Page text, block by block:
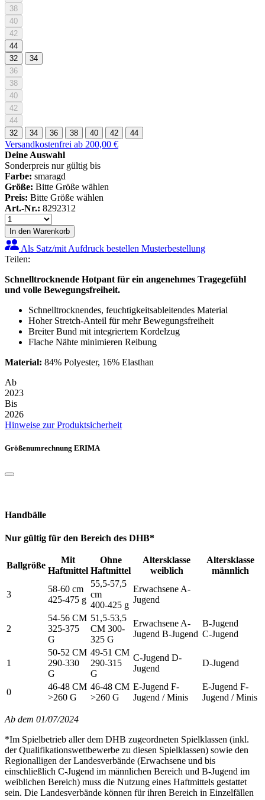
38
40
42
44
32
34
36
38
40
42
44
32
34 36 38 40 42 44
Versandkostenfrei ab 200,00 €
Deine Auswahl
Sonderpreis nur gültig bis
Farbe: smaragd
Größe: Bitte Größe wählen
Preis: Bitte Größe wählen
Art.-Nr.: 8292312
In den Warenkorb
Als Satz/mit Aufdruck bestellen Musterbestellung
Teilen:
Schnelltrocknende Hotpant für ein angenehmes Tragegefühl
und volle Bewegungsfreiheit.
Schnelltrocknendes, feuchtigkeitsableitendes Material
Hoher Stretch-Anteil für mehr Bewegungsfreiheit
Breiter Bund mit integriertem Kordelzug
Flache Nähte minimieren Reibung
Material: 84% Polyester, 16% Elasthan
Ab
2023
Bis
2026
Hinweise zur Produktsicherheit
Größenumrechnung ERIMA
Handbälle
Nur gültig für den Bereich des DHB*
Ballgröße
Mit
Haftmittel
Ohne
Haftmittel
Altersklasse
weiblich
Altersklasse
männlich
3
58-60 cm
425-475 g
55,5-57,5
cm
400-425 g
Erwachsene A-
Jugend
2
54-56 CM
325-375
G
51,5-53,5
CM 300-
325 G
Erwachsene A-
Jugend B-Jugend
B-Jugend
C-Jugend
1
50-52 CM
290-330
G
49-51 CM
290-315
G
C-Jugend D-
Jugend
D-Jugend
0
46-48 CM
>260 G
46-48 CM
>260 G
E-Jugend F-
Jugend / Minis
E-Jugend F-
Jugend / Minis
Ab dem 01/07/2024
*Im Spielbetrieb aller dem DHB zugeordneten Spielklassen (inkl.
der Qualifikationswettbewerbe zu diesen Spielklassen) sowie den
Regionalligen der Landesverbände (Erwachsene und bis
einschließlich C-Jugend im männlichen Bereich und B-Jugend im
weiblichen Bereich) muss die Nutzung eines Haftmittels gestattet
sein. Die Landesverbände können für ihren Bereich in Einzelfällen